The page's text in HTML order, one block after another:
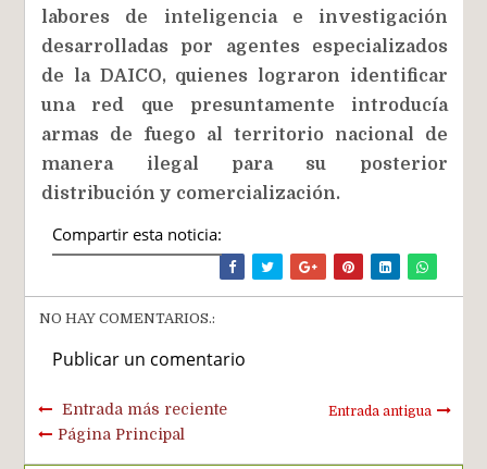
labores de inteligencia e investigación
desarrolladas por agentes especializados
de la DAICO, quienes lograron identificar
una red que presuntamente introducía
armas de fuego al territorio nacional de
manera ilegal para su posterior
distribución y comercialización.
Compartir esta noticia:
NO HAY COMENTARIOS.:
Publicar un comentario
Entrada más reciente Entrada antigua
Página Principal